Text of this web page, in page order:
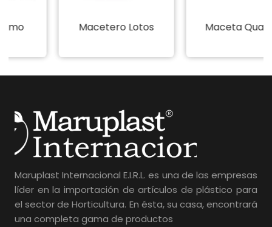
Macetero Lotos Maceta Quartzo
Maruplast Internacional E.I.R.L. es una de las empresas
líder en la importación de artículos de plástico para
el sector de Horticultura. En ésta, su casa, encontrará
una completa gama de productos